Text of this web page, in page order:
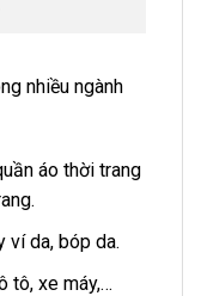
nhiều ngành
áo thời trang
ví da, bóp da.
tô, xe máy,…